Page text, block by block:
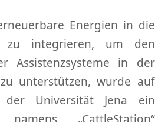
Energien in die
zu integrieren, um den
Assistenzsysteme in der
unterstützen, wurde auf
der Universität Jena ein